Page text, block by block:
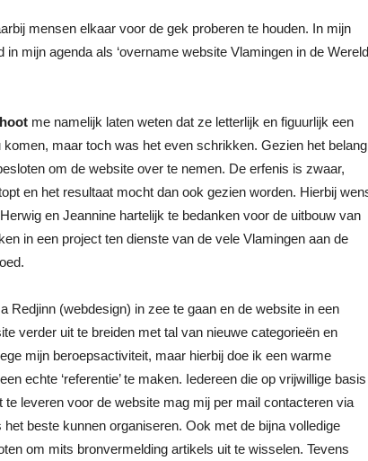
mensen elkaar voor de gek proberen te houden. In mijn
mijn agenda als ‘overname website Vlamingen in de
me namelijk laten weten dat ze letterlijk en figuurlijk een
maar toch was het even schrikken. Gezien het belang
om de website over te nemen. De erfenis is zwaar,
en het resultaat mocht dan ook gezien worden. Hierbij
en Jeannine hartelijk te bedanken voor de uitbouw van
in een project ten dienste van de vele Vlamingen aan de
(webdesign) in zee te gaan en de website in een
verder uit te breiden met tal van nieuwe categorieën en
mijn beroepsactiviteit, maar hierbij doe ik een warme
echte ‘referentie’ te maken. Iedereen die op vrijwillige basis
leveren voor de website mag mij per mail contacteren via
beste kunnen organiseren. Ook met de bijna volledige
om mits bronvermelding artikels uit te wisselen. Tevens